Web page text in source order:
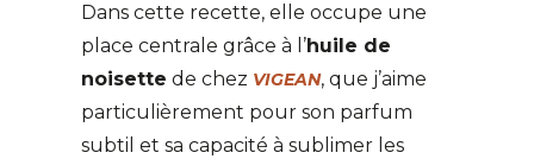
Dans cette recette, elle occupe une
place centrale grâce à l’huile de
noisette de chez VIGEAN, que j’aime
particulièrement pour son parfum
subtil et sa capacité à sublimer les